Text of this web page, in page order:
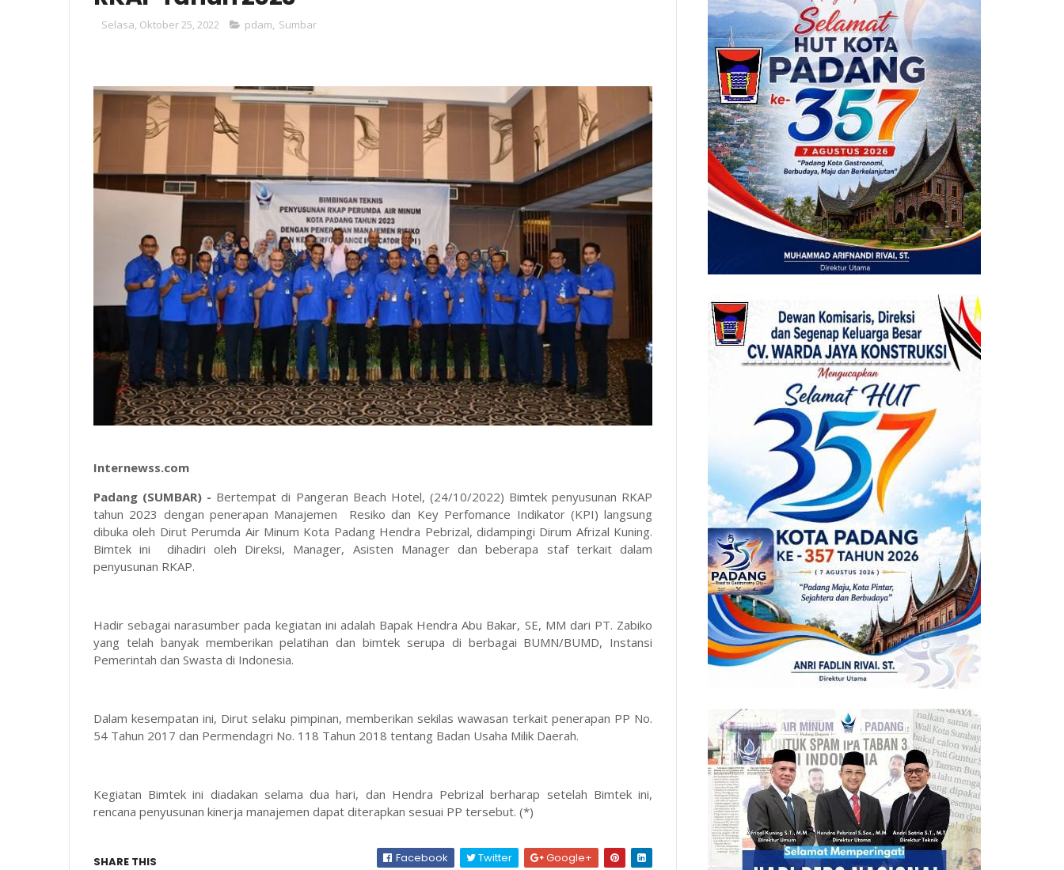
Selasa, Oktober 25, 2022 pdam, Sumbar
Internewss.com
Padang (SUMBAR) - Bertempat di Pangeran Beach Hotel, (24/10/2022) Bimtek penyusunan RKAP
tahun 2023 dengan penerapan Manajemen Resiko dan Key Perfomance Indikator (KPI) langsung
dibuka oleh Dirut Perumda Air Minum Kota Padang Hendra Pebrizal, didampingi Dirum Afrizal Kuning.
Bimtek ini dihadiri oleh Direksi, Manager, Asisten Manager dan beberapa staf terkait dalam
penyusunan RKAP.
Hadir sebagai narasumber pada kegiatan ini adalah Bapak Hendra Abu Bakar, SE, MM dari PT. Zabiko
yang telah banyak memberikan pelatihan dan bimtek serupa di berbagai BUMN/BUMD, Instansi
Pemerintah dan Swasta di Indonesia.
Dalam kesempatan ini, Dirut selaku pimpinan, memberikan sekilas wawasan terkait penerapan PP No.
54 Tahun 2017 dan Permendagri No. 118 Tahun 2018 tentang Badan Usaha Milik Daerah.
Kegiatan Bimtek ini diadakan selama dua hari, dan Hendra Pebrizal berharap setelah Bimtek ini,
rencana penyusunan kinerja manajemen dapat diterapkan sesuai PP tersebut. (*)
SHARE THIS Facebook Twitter Google+